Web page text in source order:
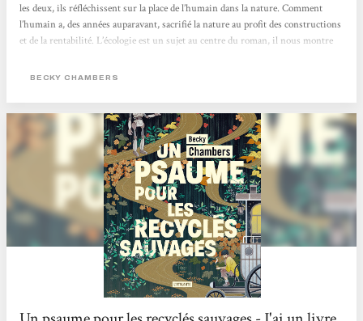
les deux, ils réfléchissent sur la place de l’humain dans la nature. Comment
l’humain a, des années auparavant, sacrifié la nature au profit des constructions
et de la rentabilité. L’écologie est un sujet au centre du roman, il nous montre
ils la respectent et vivent en harmonie avec elle.Un autre point qui revient dans
besoin d’objectifs, d’un but pour...
BECKY CHAMBERS